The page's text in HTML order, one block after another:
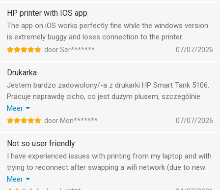
HP printer with IOS app
The app on iOS works perfectly fine while the windows version
is extremely buggy and loses connection to the printer.
door Ser******* 07/07/2026
Drukarka
Jestem bardzo zadowolony/-a z drukarki HP Smart Tank 5106.
Pracuje naprawdę cicho, co jest dużym plusem, szczególnie
podczas drukowania w domu. Po zainstalowaniu aplikacji HP
Smart konfiguracja przebiegła bardzo szybko i bez żadnych
zrozumiały sposób, dzięki czemu nawet osoba, która nie ma
doświadczenia z takimi urządzeniami, poradzi sobie bez trudu.
Sama obsługa drukarki jest intuicyjna i wygodna, a drukowanie z
telefonu działa bez zarzutu. To świetny wybór dla osób, które
cenią prostotę, wygodę i bezproblemową konfigurację.
Meer
door Mon******* 07/07/2026
Not so user friendly
I have experienced issues with printing from my laptop and with
trying to reconnect after swapping a wifi network (due to new
router). I’m actually not that fussed about small issues,
Meer